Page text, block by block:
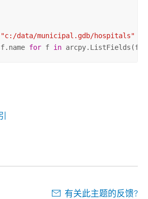
"c:/data/municipal.gdb/hospitals"
for f in
有关此主题的反馈?